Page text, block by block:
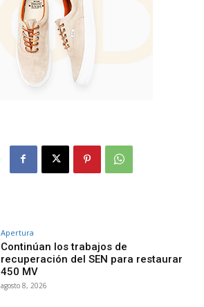
Apertura
Continúan los trabajos de
recuperación del SEN para restaurar
450 MV
agosto 8, 2026